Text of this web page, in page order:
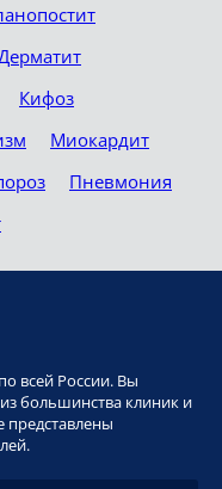
Кифоз
Миокардит
Пневмония
всей России. Вы
большинства клиник и
представлены